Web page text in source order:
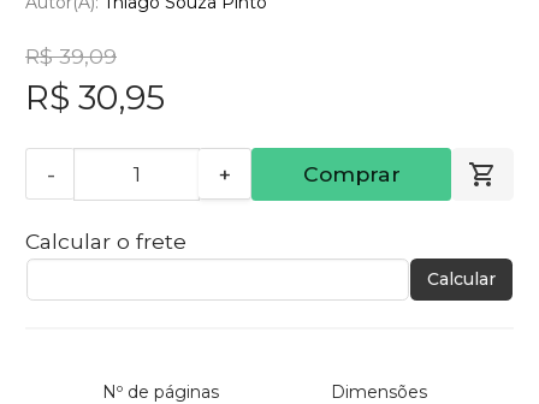
R$ 39,09
R$ 30,95
- + Comprar
Calcular o frete
Calcular
Nº de páginas Dimensões